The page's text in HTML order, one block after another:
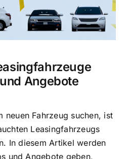
Angebote
neuen Fahrzeug suchen, ist
Leasingfahrzeugs
In diesem Artikel werden
und Angebote geben,